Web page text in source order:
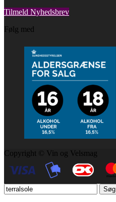
Tilmeld Nyhedsbrev
Følg med
Copyright © Vin og Velsmag
Søg